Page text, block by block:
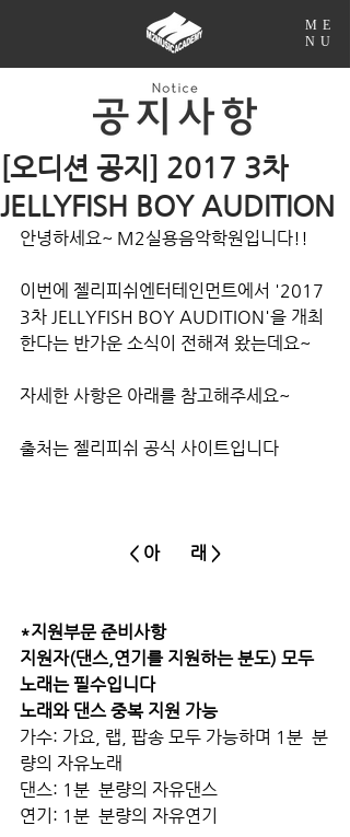
ME
NU
[오디션 공지] 2017 3차
JELLYFISH BOY AUDITION
안녕하세요~ M2실용음악학원입니다!!
이번에 젤리피쉬엔터테인먼트에서 '2017
3차 JELLYFISH BOY AUDITION'을 개최
한다는 반가운 소식이 전해져 왔는데요~
자세한 사항은 아래를 참고해주세요~
출처는 젤리피쉬 공식 사이트입니다
< 아       래 >
*지원부문 준비사항
지원자(댄스,연기를 지원하는 분도) 모두
노래는 필수입니다
노래와 댄스 중복 지원 가능
가수: 가요, 랩, 팝송 모두 가능하며 1분  분
량의 자유노래
댄스: 1분  분량의 자유댄스
연기: 1분  분량의 자유연기